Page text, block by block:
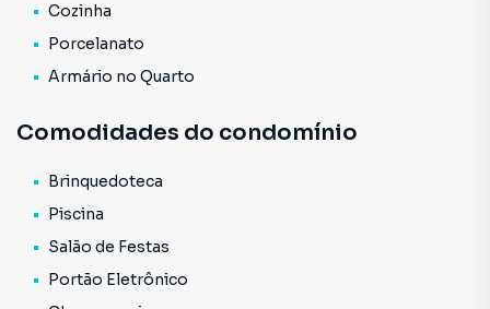
Cozinha
Porcelanato
Armário no Quarto
Comodidades do condomínio
Brinquedoteca
Piscina
Salão de Festas
Portão Eletrônico